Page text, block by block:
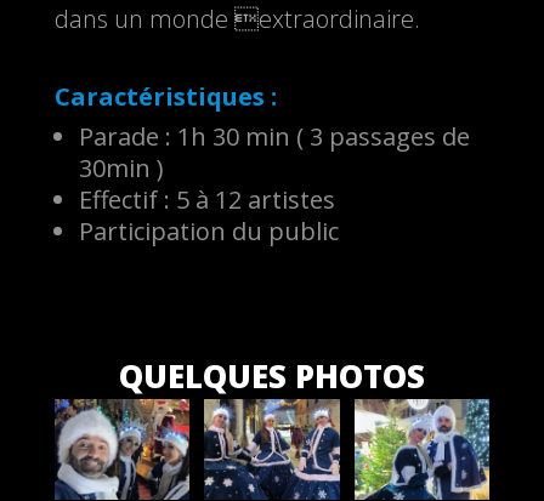
dans un monde extraordinaire.
Caractéristiques :
Parade : 1h 30 min ( 3 passages de
30min )
Effectif : 5 à 12 artistes
Participation du public
QUELQUES PHOTOS